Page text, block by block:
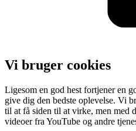
Vi bruger cookies
Ligesom en god hest fortjener en
give dig den bedste oplevelse. Vi
til at få siden til at virke, men med
videoer fra YouTube og andre